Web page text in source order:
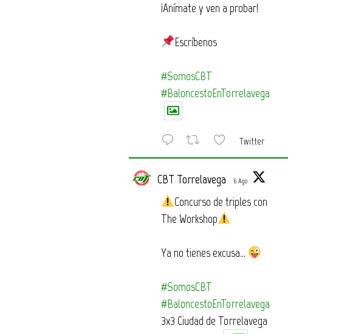
¡Anímate y ven a probar!
Escríbenos
#SomosCBT
#BaloncestoEnTorrelavega
Twitter
CBT Torrelavega 6 Ago
Concurso de triples con
The Workshop
Ya no tienes excusa…
#SomosCBT
#BaloncestoEnTorrelavega
3x3 Ciudad de Torrelavega